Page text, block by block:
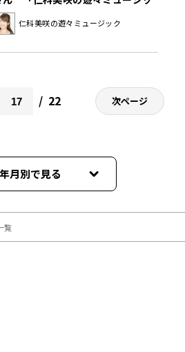
」
仁科美咲の遊々ミュージック
22 次ページ
年月別で見る
月
月
覧